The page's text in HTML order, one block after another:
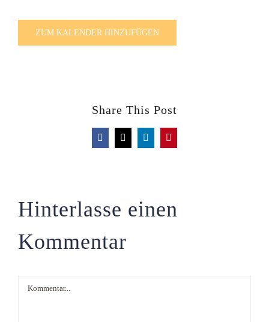
ZUM KALENDER HINZUFÜGEN
Share This Post
Facebook
X LinkedInPinterest
Hinterlasse einen
Kommentar
Kommentar